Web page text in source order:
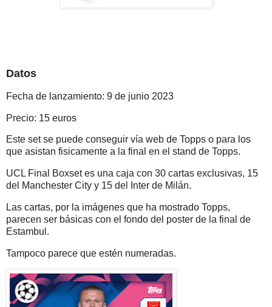
Datos
Fecha de lanzamiento: 9 de junio 2023
Precio: 15 euros
Este set se puede conseguir vía web de Topps o para los
que asistan fisicamente a la final en el stand de Topps.
UCL Final Boxset es una caja con 30 cartas exclusivas, 15
del Manchester City y 15 del Inter de Milán.
Las cartas, por la imágenes que ha mostrado Topps,
parecen ser básicas con el fondo del poster de la final de
Estambul.
Tampoco parece que estén numeradas.